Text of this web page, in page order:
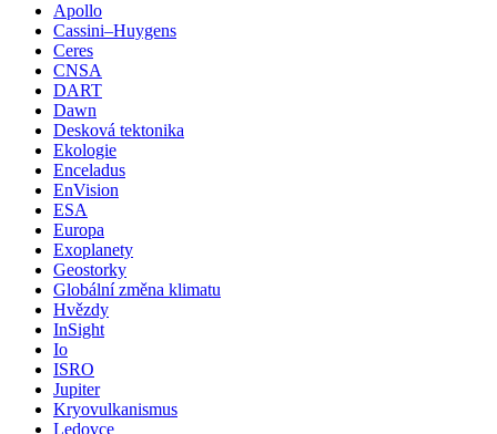
Apollo
Cassini–Huygens
Ceres
CNSA
DART
Dawn
Desková tektonika
Ekologie
Enceladus
EnVision
ESA
Europa
Exoplanety
Geostorky
Globální změna klimatu
Hvězdy
InSight
Io
ISRO
Jupiter
Kryovulkanismus
Ledovce